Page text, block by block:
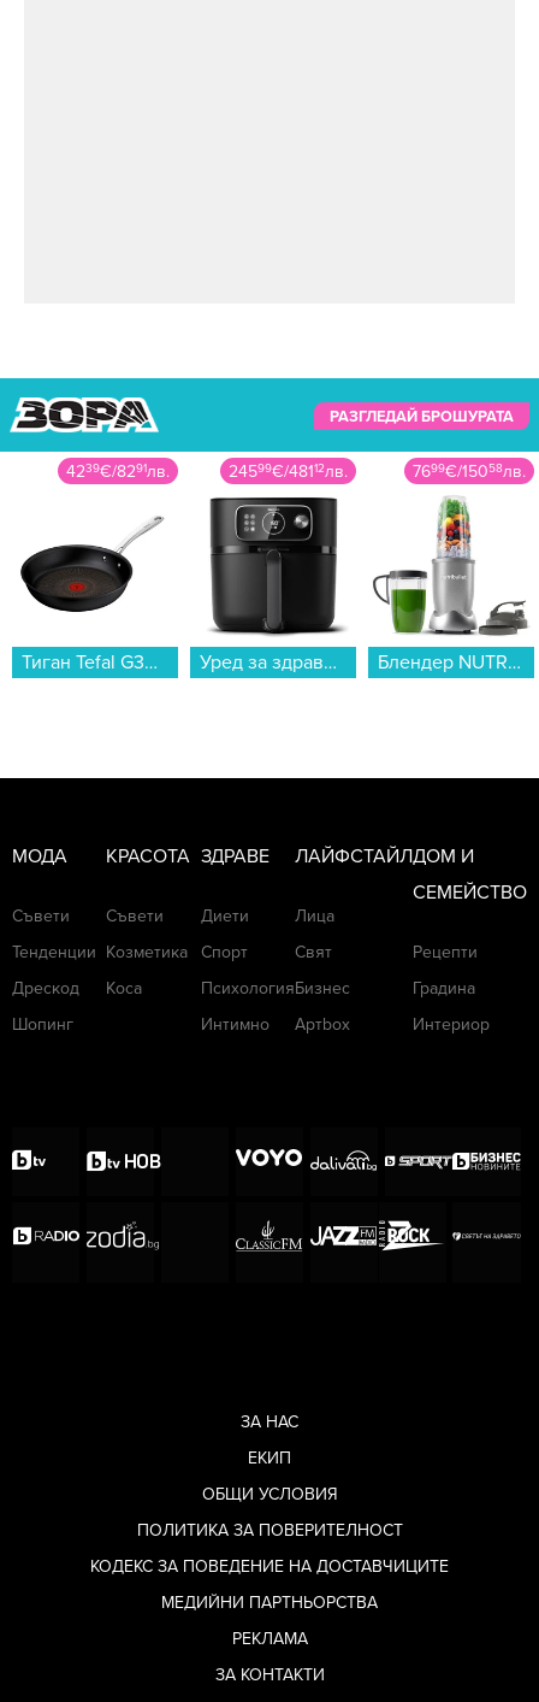
РАЗГЛЕДАЙ БРОШУРАТА
4239€/8291лв.
Тиган Tefal G3300602 EXCELLENCE+ 28 см...
24599€/48112лв.
Уред за здравословно готвене Philips HD9876/90 AirFryer...
7699€/15058лв.
Блендер NUTRIBULLET NB907S...
МОДА
Съвети
Тенденции
Дрескод
Шопинг
КРАСОТА
Съвети
Козметика
Коса
ЗДРАВЕ
Диети
Спорт
Психология
Интимно
ЛАЙФСТАЙЛ
Лица
Свят
Бизнес
Артbox
ДОМ И
СЕМЕЙСТВО
Рецепти
Градина
Интериор
ЗА НАС
ЕКИП
ОБЩИ УСЛОВИЯ
ПОЛИТИКА ЗА ПОВЕРИТЕЛНОСТ
КОДЕКС ЗА ПОВЕДЕНИЕ НА ДОСТАВЧИЦИТЕ
МЕДИЙНИ ПАРТНЬОРСТВА
РЕКЛАМА
ЗА КОНТАКТИ